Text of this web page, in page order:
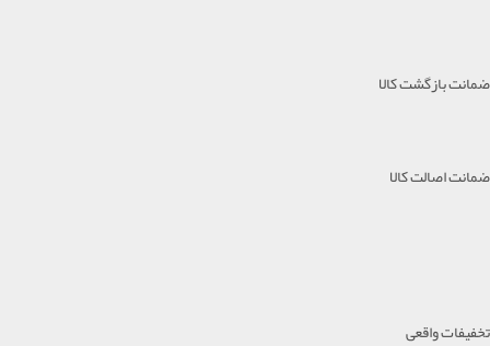
ضمانت بازگشت کالا
ضمانت اصالت کالا
تخفیفات واقعی